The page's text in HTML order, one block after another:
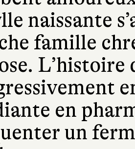
naissante
famille
L’histoire
en
un